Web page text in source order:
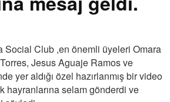
Social Club ,en önemli üyeleri Omara
Jesus Aguaje Ramos ve
yer aldığı özel hazırlanmış bir video
hayranlarına selam gönderdi ve